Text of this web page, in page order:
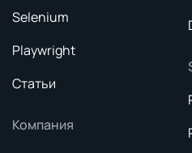
Selenium
Playwright
Статьи
Компания